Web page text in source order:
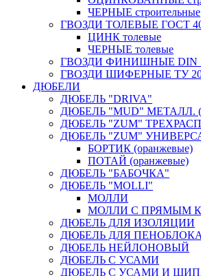
ЧЕРНЫЕ строительные
ГВОЗДИ ТОЛЕВЫЕ ГОСТ
ЦИНК толевые
ЧЕРНЫЕ толевые
ГВОЗДИ ФИНИШНЫЕ DIN
ГВОЗДИ ШИФЕРНЫЕ ТУ
ДЮБЕЛИ
ДЮБЕЛЬ "DRIVA"
ДЮБЕЛЬ "MUD" МЕТАЛЛ.
ДЮБЕЛЬ "ZUM"
ДЮБЕЛЬ "ZUM"
БОРТИК (оранжевые)
ПОТАЙ (оранжевые)
ДЮБЕЛЬ "БАБОЧКА"
ДЮБЕЛЬ "МOLLI"
МОЛЛИ
МОЛЛИ С ПРЯМЫМ
ДЮБЕЛЬ ДЛЯ ИЗОЛЯЦИИ
ДЮБЕЛЬ ДЛЯ ПЕНОБЛОКА
ДЮБЕЛЬ НЕЙЛОНОВЫЙ
ДЮБЕЛЬ С УСАМИ
ДЮБЕЛЬ С УСАМИ И